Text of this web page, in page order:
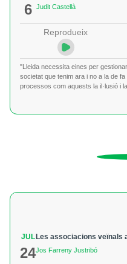
6 Judit Castellà
Reprodueix
"Lleida necessita eines per
societat que tenim ara i no a la de
processos com aquests la il·lusió i
JUL
24
Les associacions veïnals
Jos Farreny Justribó